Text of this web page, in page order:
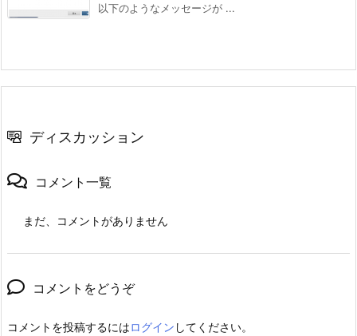
以下のようなメッセージが ...
ディスカッション
コメント一覧
まだ、コメントがありません
コメントをどうぞ
コメントを投稿するにはログイン してください。